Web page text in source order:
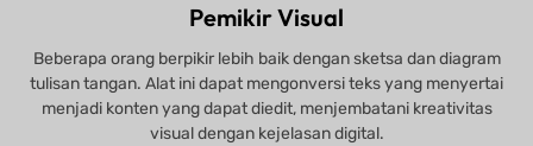
Pemikir Visual
Beberapa orang berpikir lebih baik dengan sketsa dan diagram
tulisan tangan. Alat ini dapat mengonversi teks yang menyertai
menjadi konten yang dapat diedit, menjembatani kreativitas
visual dengan kejelasan digital.